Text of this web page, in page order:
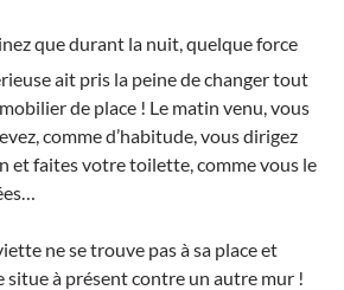
que durant la nuit, quelque force
ait pris la peine de changer tout
de place ! Le matin venu, vous
comme d’habitude, vous dirigez
et faites votre toilette, comme vous le
ne se trouve pas à sa place et
situe à présent contre un autre mur !